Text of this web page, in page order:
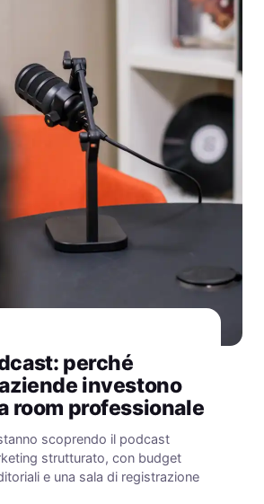
perché
investono
room professionale
scoprendo il podcast
strutturato, con budget
e una sala di registrazione